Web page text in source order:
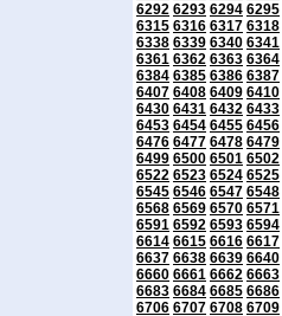
6292 6293 6294 6295
6315 6316 6317 6318
6338 6339 6340 6341
6361 6362 6363 6364
6384 6385 6386 6387
6407 6408 6409 6410
6430 6431 6432 6433
6453 6454 6455 6456
6476 6477 6478 6479
6499 6500 6501 6502
6522 6523 6524 6525
6545 6546 6547 6548
6568 6569 6570 6571
6591 6592 6593 6594
6614 6615 6616 6617
6637 6638 6639 6640
6660 6661 6662 6663
6683 6684 6685 6686
6706 6707 6708 6709